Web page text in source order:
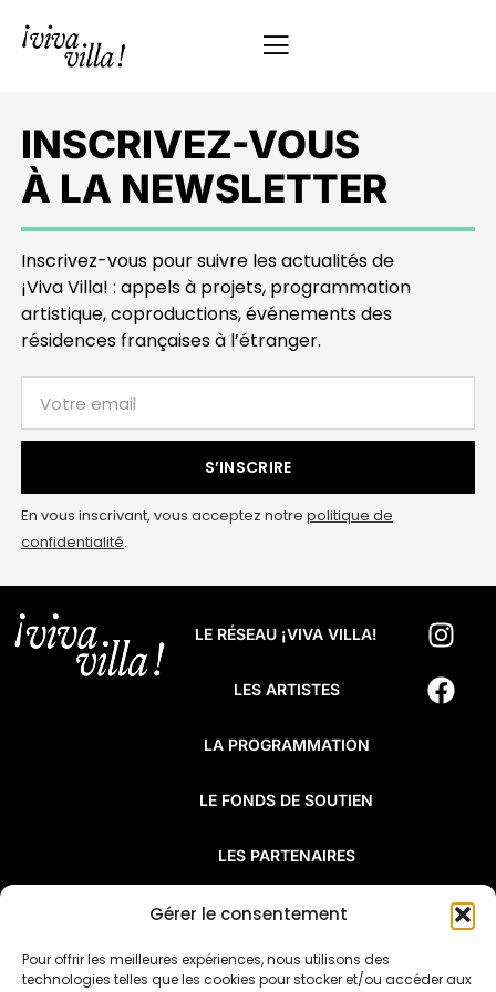
Gérer le consentement
Pour offrir les meilleures expériences, nous utilisons des
technologies telles que les cookies pour stocker et/ou accéder aux
INSCRIVEZ-VOUS
À LA NEWSLETTER
Inscrivez-vous pour suivre les actualités de
¡Viva Villa! : appels à projets, programmation
artistique, coproductions, événements des
résidences françaises à l’étranger.
S’INSCRIRE
En vous inscrivant, vous acceptez notre politique de
confidentialité.
LE RÉSEAU ¡VIVA VILLA!
LES ARTISTES
LA PROGRAMMATION
LE FONDS DE SOUTIEN
LES PARTENAIRES
FAQ
¡Viva Villa! est un réseau de résidences